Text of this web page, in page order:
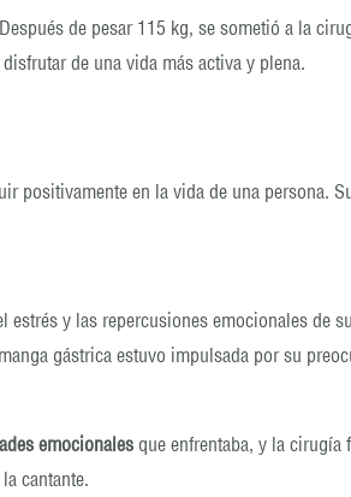
de pesar 115 kg, se sometió a la
de una vida más activa y plena.
en la vida de una persona.
y las repercusiones emocionales de
gástrica estuvo impulsada por su
emocionales que enfrentaba, y la cirugía
cantante.